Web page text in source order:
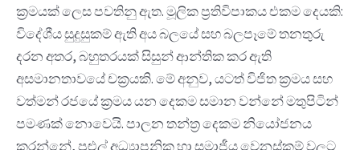
ක්‍රමයක් ලෙස පවතිනු ඇත. මූලික ප්‍රතිවිපාකය එකම දෙයකි:
විදේශීය සුදුසුකම් ඇති අය බලයේ සහ බලපෑමේ තනතුරු
දරන අතර, බහුතරයක් සිසුන් ආන්තික කර ඇති
අසමානතාවයේ චක්‍රයකි. මේ අනුව, යටත් විජිත ක්‍රමය සහ
වත්මන් රජයේ ක්‍රමය යන දෙකම සමාන වන්නේ මතුපිටින්
පමණක් නොවෙයි. පාලන තන්ත්‍ර දෙකම නියෝජනය
කරන්නේ, පුළුල් අධ්‍යාපනික හා සමාජීය වෙනස්කම් වලට